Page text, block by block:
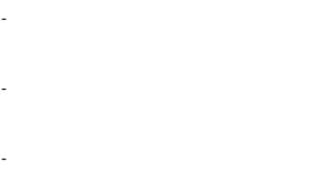
-
-
-